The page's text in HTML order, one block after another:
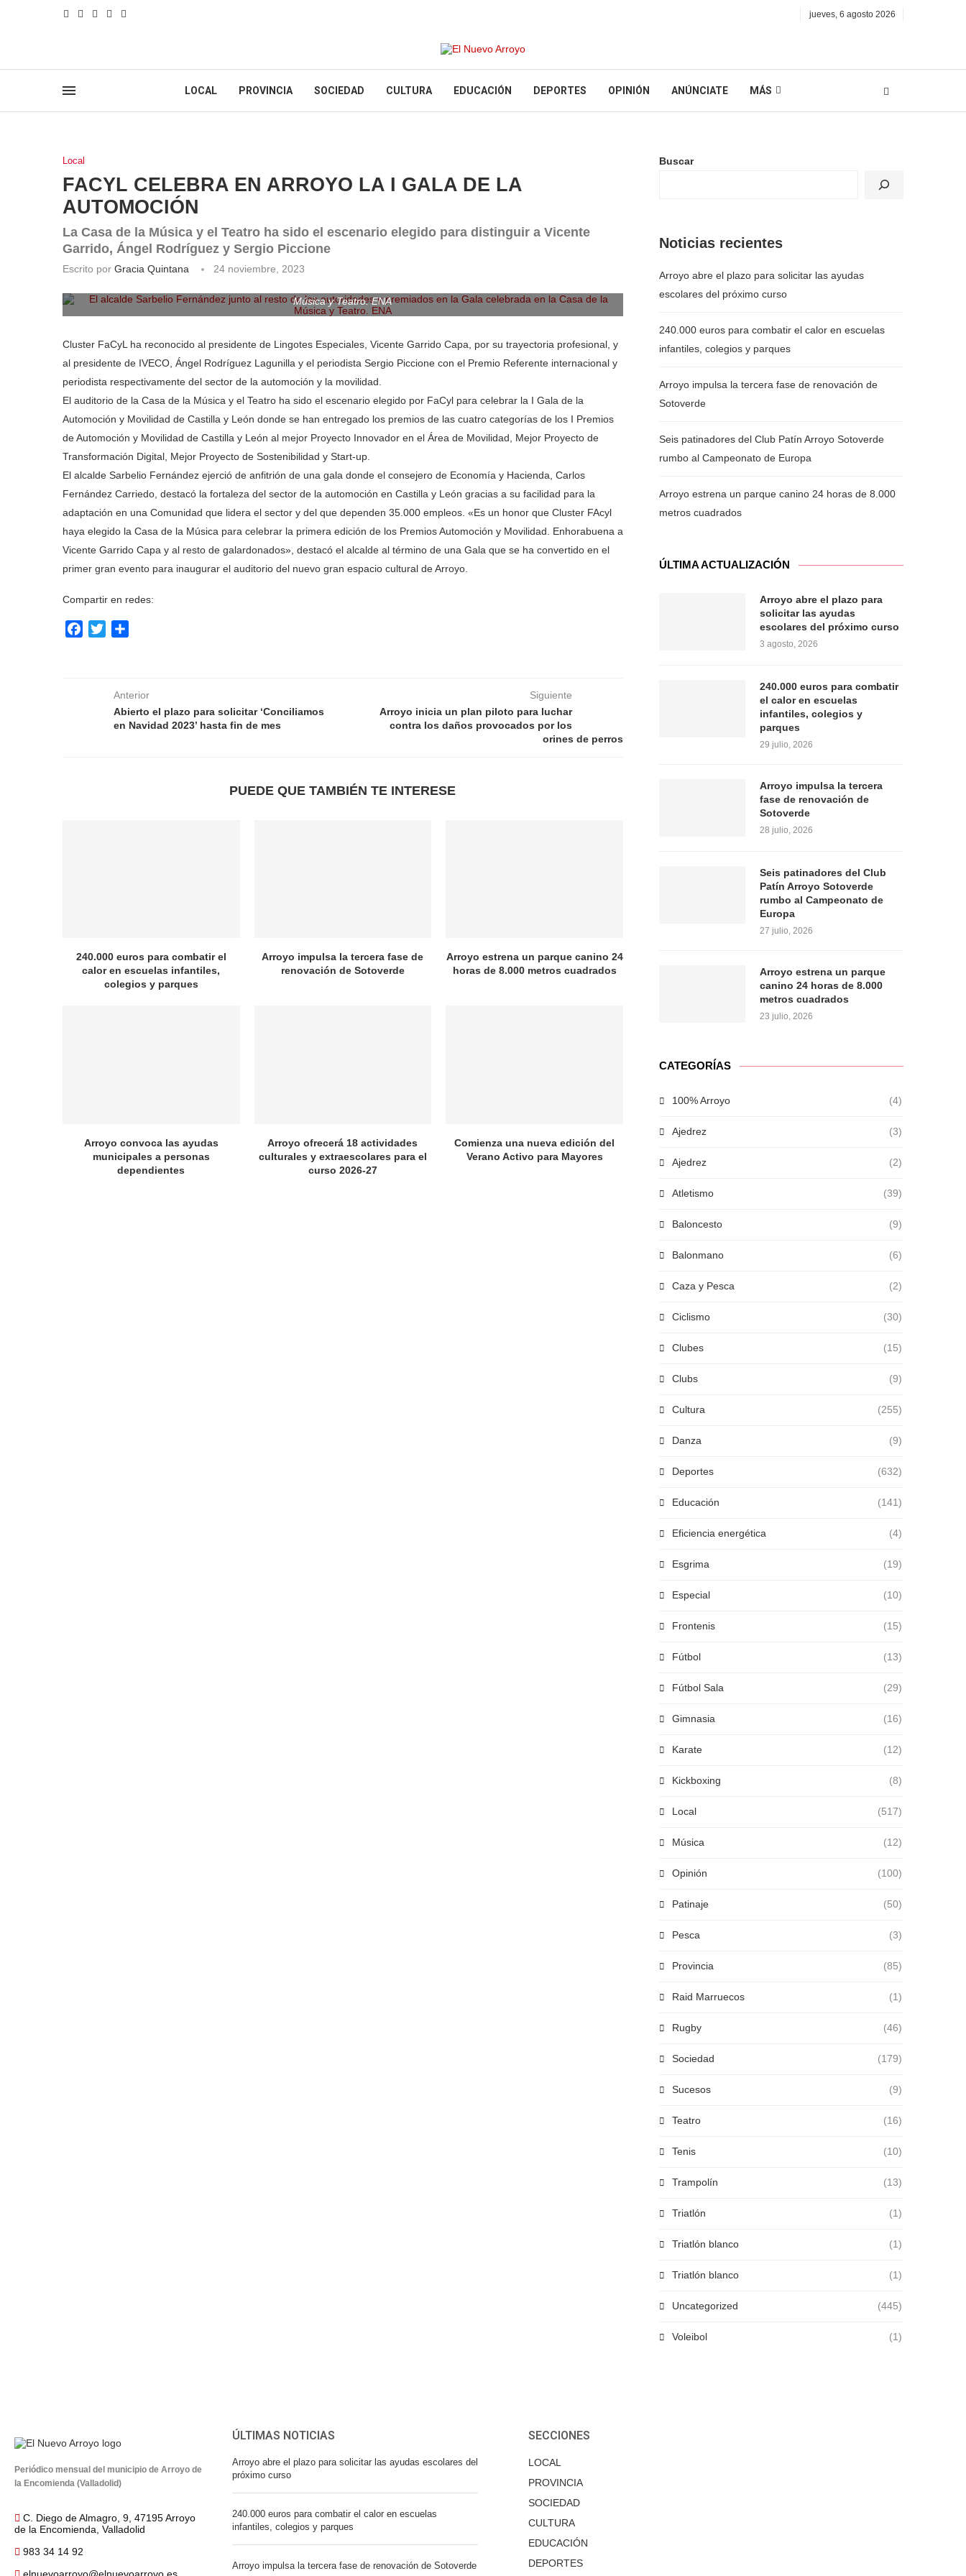
jueves, 6 agosto 2026
LOCAL PROVINCIA SOCIEDAD CULTURA EDUCACIÓN DEPORTES OPINIÓN ANÚNCIATE MÁS
Local
FACYL CELEBRA EN ARROYO LA I GALA DE LA
AUTOMOCIÓN
La Casa de la Música y el Teatro ha sido el escenario elegido para distinguir a Vicente
Garrido, Ángel Rodríguez y Sergio Piccione
Escrito por Gracia Quintana
24 noviembre, 2023
Música y Teatro. ENA
Cluster FaCyL ha reconocido al presidente de Lingotes Especiales, Vicente Garrido Capa, por su trayectoria profesional, y
al presidente de IVECO, Ángel Rodríguez Lagunilla y el periodista Sergio Piccione con el Premio Referente internacional y
periodista respectivamente del sector de la automoción y la movilidad.
El auditorio de la Casa de la Música y el Teatro ha sido el escenario elegido por FaCyl para celebrar la I Gala de la
Automoción y Movilidad de Castilla y León donde se han entregado los premios de las cuatro categorías de los I Premios
de Automoción y Movilidad de Castilla y León al mejor Proyecto Innovador en el Área de Movilidad, Mejor Proyecto de
Transformación Digital, Mejor Proyecto de Sostenibilidad y Start-up.
El alcalde Sarbelio Fernández ejerció de anfitrión de una gala donde el consejero de Economía y Hacienda, Carlos
Fernández Carriedo, destacó la fortaleza del sector de la automoción en Castilla y León gracias a su facilidad para la
adaptación en una Comunidad que lidera el sector y del que dependen 35.000 empleos. «Es un honor que Cluster FAcyl
haya elegido la Casa de la Música para celebrar la primera edición de los Premios Automoción y Movilidad. Enhorabuena a
Vicente Garrido Capa y al resto de galardonados», destacó el alcalde al término de una Gala que se ha convertido en el
primer gran evento para inaugurar el auditorio del nuevo gran espacio cultural de Arroyo.
Compartir en redes:
Facebook
Twitter
Anterior
Abierto el plazo para solicitar ‘Conciliamos
en Navidad 2023’ hasta fin de mes
Siguiente
Arroyo inicia un plan piloto para luchar
contra los daños provocados por los
orines de perros
PUEDE QUE TAMBIÉN TE INTERESE
240.000 euros para combatir el
calor en escuelas infantiles,
colegios y parques
Arroyo impulsa la tercera fase de
renovación de Sotoverde
Arroyo estrena un parque canino 24
horas de 8.000 metros cuadrados
Arroyo convoca las ayudas
municipales a personas
dependientes
Arroyo ofrecerá 18 actividades
culturales y extraescolares para el
curso 2026-27
Comienza una nueva edición del
Verano Activo para Mayores
Buscar
Noticias recientes
Arroyo abre el plazo para solicitar las ayudas
escolares del próximo curso
240.000 euros para combatir el calor en escuelas
infantiles, colegios y parques
Arroyo impulsa la tercera fase de renovación de
Sotoverde
Seis patinadores del Club Patín Arroyo Sotoverde
rumbo al Campeonato de Europa
Arroyo estrena un parque canino 24 horas de 8.000
metros cuadrados
ÚLTIMA ACTUALIZACIÓN
Arroyo abre el plazo para
solicitar las ayudas
escolares del próximo curso
3 agosto, 2026
240.000 euros para combatir
el calor en escuelas
infantiles, colegios y
parques
29 julio, 2026
Arroyo impulsa la tercera
fase de renovación de
Sotoverde
28 julio, 2026
Seis patinadores del Club
Patín Arroyo Sotoverde
rumbo al Campeonato de
Europa
27 julio, 2026
Arroyo estrena un parque
canino 24 horas de 8.000
metros cuadrados
23 julio, 2026
CATEGORÍAS
100% Arroyo (4)
Ajedrez (3)
Ajedrez (2)
Atletismo (39)
Baloncesto (9)
Balonmano (6)
Caza y Pesca (2)
Ciclismo (30)
Clubes (15)
Clubs (9)
Cultura (255)
Danza (9)
Deportes (632)
Educación (141)
Eficiencia energética (4)
Esgrima (19)
Especial (10)
Frontenis (15)
Fútbol (13)
Fútbol Sala (29)
Gimnasia (16)
Karate (12)
Kickboxing (8)
Local (517)
Música (12)
Opinión (100)
Patinaje (50)
Pesca (3)
Provincia (85)
Raid Marruecos (1)
Rugby (46)
Sociedad (179)
Sucesos (9)
Teatro (16)
Tenis (10)
Trampolín (13)
Triatlón (1)
Triatlón blanco (1)
Triatlón blanco (1)
Uncategorized (445)
Voleibol (1)
Periódico mensual del municipio de Arroyo de
la Encomienda (Valladolid)
C. Diego de Almagro, 9, 47195 Arroyo
de la Encomienda, Valladolid
983 34 14 92
ÚLTIMAS NOTICIAS
Arroyo abre el plazo para solicitar las ayudas escolares del
próximo curso
240.000 euros para combatir el calor en escuelas
infantiles, colegios y parques
Arroyo impulsa la tercera fase de renovación de Sotoverde
SECCIONES
LOCAL
PROVINCIA
SOCIEDAD
CULTURA
EDUCACIÓN
DEPORTES